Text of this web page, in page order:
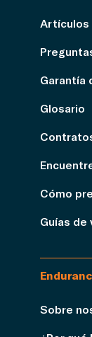
Artículos
Garantía
Glosario
Cómo
Guías de
Sobre